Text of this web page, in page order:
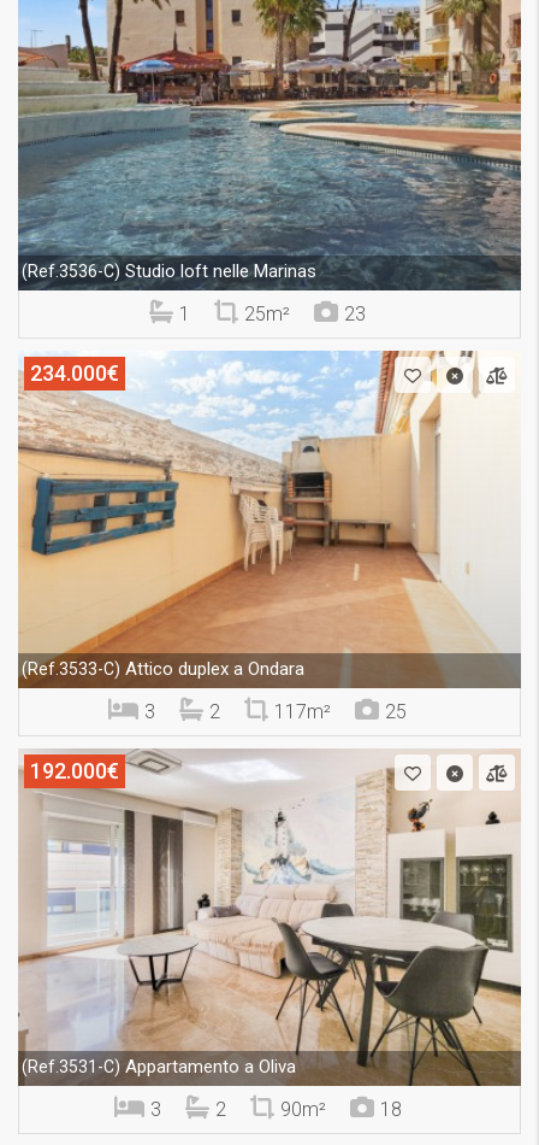
(Ref.3536-C) Studio loft nelle Marinas
1 25m² 23
234.000€
(Ref.3533-C) Attico duplex a Ondara
3 2 117m² 25
192.000€
(Ref.3531-C) Appartamento a Oliva
3 2 90m² 18